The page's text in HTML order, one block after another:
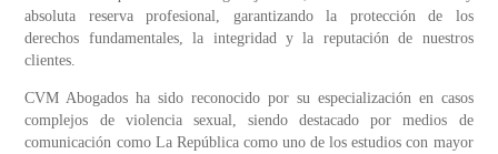
absoluta reserva profesional, garantizando la protección de los
derechos fundamentales, la integridad y la reputación de nuestros
clientes.
CVM Abogados ha sido reconocido por su especialización en casos
complejos de violencia sexual, siendo destacado por medios de
comunicación como La Repúblicacomo uno de los estudios con mayor